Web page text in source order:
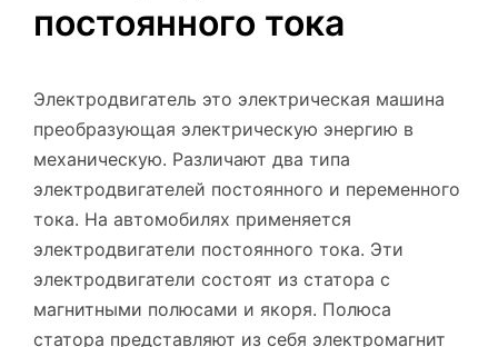
постоянного тока
Электродвигатель это электрическая машина
преобразующая электрическую энергию в
механическую. Различают два типа
электродвигателей постоянного и переменного
тока. На автомобилях применяется
электродвигатели постоянного тока. Эти
электродвигатели состоят из статора с
магнитными полюсами и якоря. Полюса
статора представляют из себя электромагнит